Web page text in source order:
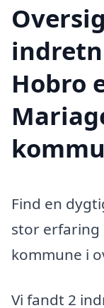
Hobro
Find en
stor erfaring
kommune i
Vi fandt 2